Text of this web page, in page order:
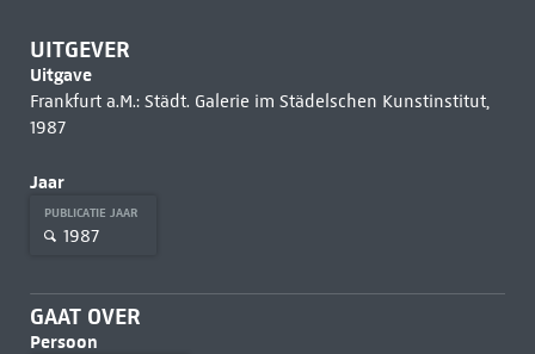
UITGEVER
Uitgave
Frankfurt a.M.: Städt. Galerie im Städelschen Kunstinstitut,
1987
Jaar
PUBLICATIE JAAR
1987
GAAT OVER
Persoon